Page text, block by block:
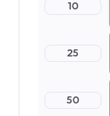
10
25
50